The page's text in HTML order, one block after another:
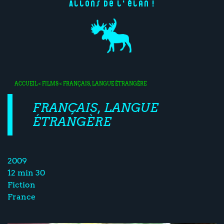
Allons de l'élan !
ACCUEIL< FILMS< FRANÇAIS, LANGUE ÉTRANGÈRE
FRANÇAIS, LANGUE
ÉTRANGÈRE
2009
12 min 30
Fiction
France